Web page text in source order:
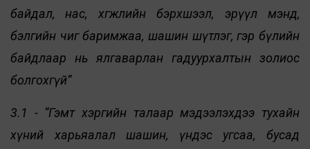
байдал, нас, хөгжлийн бэрхшээл, эрүүл мэнд,
бэлгийн чиг баримжаа, шашин шүтлэг, гэр бүлийн
байдлаар нь ялгаварлан гадуурхалтын золиос
болгохгүй”
3.1 - “Гэмт хэргийн талаар мэдээлэхдээ тухайн
хүний харьяалал шашин, үндэс угсаа, бусад